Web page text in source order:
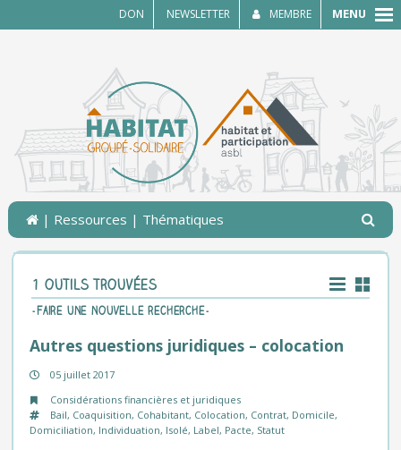
DON NEWSLETTER MEMBRE MENU
| Ressources | Thématiques
1 outils trouvées
-Faire une nouvelle recherche-
Autres questions juridiques – colocation
05 juillet 2017
Considérations financières et juridiques
Bail, Coaquisition, Cohabitant, Colocation, Contrat, Domicile,
Domiciliation, Individuation, Isolé, Label, Pacte, Statut